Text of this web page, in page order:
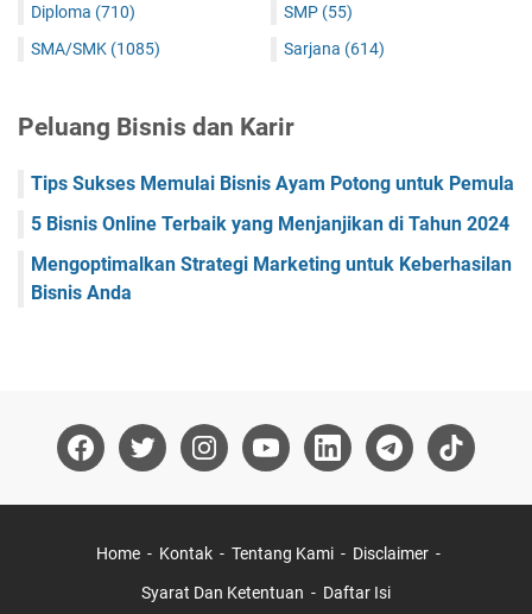
Diploma (710)
SMA/SMK (1085)
SMP (55)
Sarjana (614)
Peluang Bisnis dan Karir
Tips Sukses Memulai Bisnis Ayam Potong untuk Pemula
5 Bisnis Online Terbaik yang Menjanjikan di Tahun 2024
Mengoptimalkan Strategi Marketing untuk Keberhasilan
Bisnis Anda
Home Kontak Tentang Kami Disclaimer
Syarat Dan Ketentuan Daftar Isi